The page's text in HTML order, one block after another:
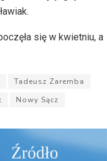
się w kwietniu, a
Tadeusz Zaremba
Nowy Sącz